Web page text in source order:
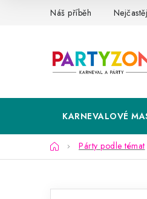
Náš příběh
KARNEVALOVÉ
DomůPárty podle témat